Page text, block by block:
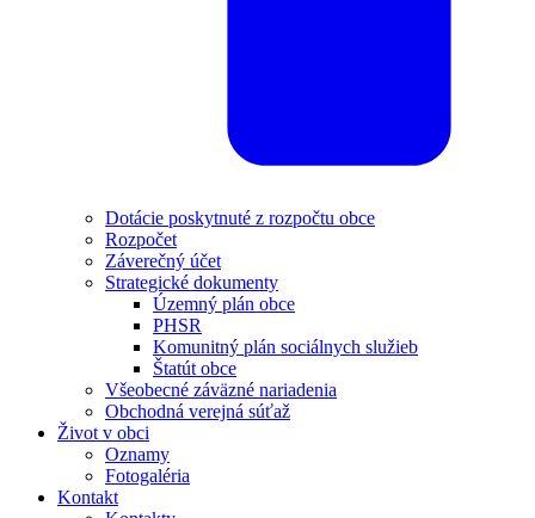
Dotácie poskytnuté z rozpočtu obce
Rozpočet
Záverečný účet
Strategické dokumenty
Územný plán obce
PHSR
Komunitný plán sociálnych služieb
Štatút obce
Všeobecné záväzné nariadenia
Obchodná verejná súťaž
Život v obci
Oznamy
Fotogaléria
Kontakt